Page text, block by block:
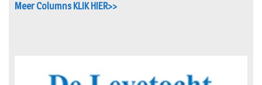
Meer Columns KLIK HIER>>